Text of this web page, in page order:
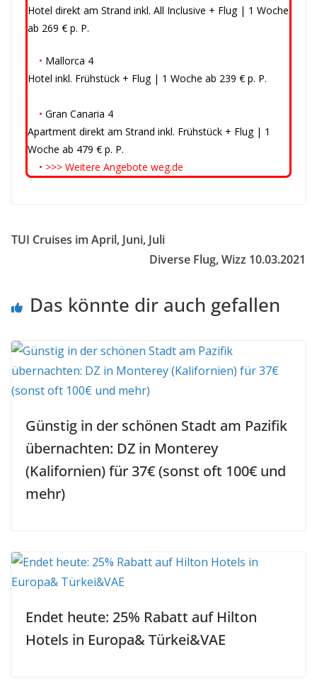
Hotel direkt am Strand inkl. All Inclusive + Flug | 1 Woche
ab 269 € p. P.
• Mallorca 4
Hotel inkl. Frühstück + Flug | 1 Woche ab 239 € p. P.
• Gran Canaria 4
Apartment direkt am Strand inkl. Frühstück + Flug | 1
Woche ab 479 € p. P.
• >>> Weitere Angebote weg.de
TUI Cruises im April, Juni, Juli
Diverse Flug, Wizz 10.03.2021
Das könnte dir auch gefallen
Günstig in der schönen Stadt am Pazifik
übernachten: DZ in Monterey
(Kalifornien) für 37€ (sonst oft 100€ und
mehr)
Endet heute: 25% Rabatt auf Hilton
Hotels in Europa& Türkei&VAE